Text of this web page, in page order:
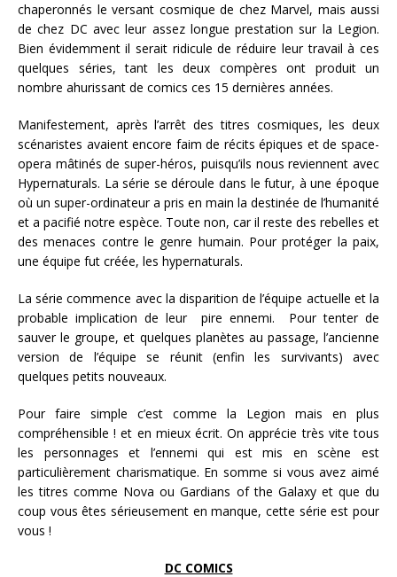
chaperonnés le versant cosmique de chez Marvel, mais aussi
de chez DC avec leur assez longue prestation sur la Legion.
Bien évidemment il serait ridicule de réduire leur travail à ces
quelques séries, tant les deux compères ont produit un
nombre ahurissant de comics ces 15 dernières années.
Manifestement, après l’arrêt des titres cosmiques, les deux
scénaristes avaient encore faim de récits épiques et de space-
opera mâtinés de super-héros, puisqu’ils nous reviennent avec
Hypernaturals. La série se déroule dans le futur, à une époque
où un super-ordinateur a pris en main la destinée de l’humanité
et a pacifié notre espèce. Toute non, car il reste des rebelles et
des menaces contre le genre humain. Pour protéger la paix,
une équipe fut créée, les hypernaturals.
La série commence avec la disparition de l’équipe actuelle et la
probable implication de leur pire ennemi. Pour tenter de
sauver le groupe, et quelques planètes au passage, l’ancienne
version de l’équipe se réunit (enfin les survivants) avec
quelques petits nouveaux.
Pour faire simple c’est comme la Legion mais en plus
compréhensible ! et en mieux écrit. On apprécie très vite tous
les personnages et l’ennemi qui est mis en scène est
particulièrement charismatique. En somme si vous avez aimé
les titres comme Nova ou Gardians of the Galaxy et que du
coup vous êtes sérieusement en manque, cette série est pour
vous !
DC COMICS